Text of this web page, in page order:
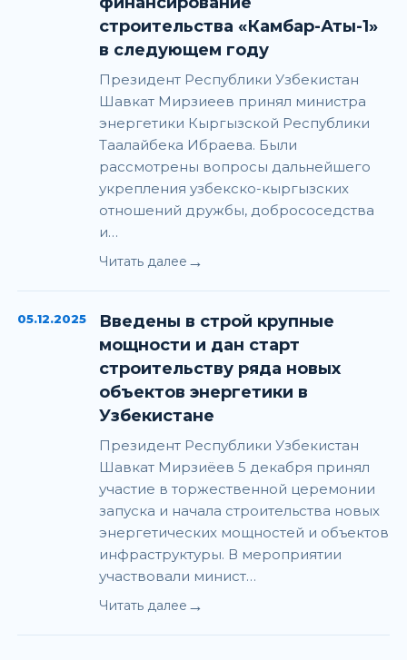
строительства «Камбар-Аты-1»
в следующем году
Президент Республики Узбекистан
Шавкат Мирзиеев принял министра
энергетики Кыргызской Республики
Таалайбека Ибраева. Были
рассмотрены вопросы дальнейшего
укрепления узбекско-кыргызских
отношений дружбы, добрососедства
и…
Читать далее →
05.12.2025
Введены в строй крупные
мощности и дан старт
строительству ряда новых
объектов энергетики в
Узбекистане
Президент Республики Узбекистан
Шавкат Мирзиёев 5 декабря принял
участие в торжественной церемонии
запуска и начала строительства новых
энергетических мощностей и объектов
инфраструктуры. В мероприятии
участвовали минист…
Читать далее →